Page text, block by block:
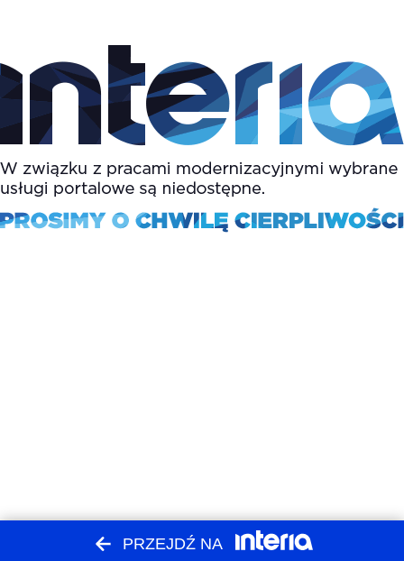
PRZEJDŹ NA